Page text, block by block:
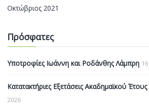
Οκτώβριος 2021
Πρόσφατες
Υποτροφίες Ιωάννη και Ροδάνθης Λάμπρη
Κατατακτήριες Εξετάσεις Ακαδημαϊκού
2026